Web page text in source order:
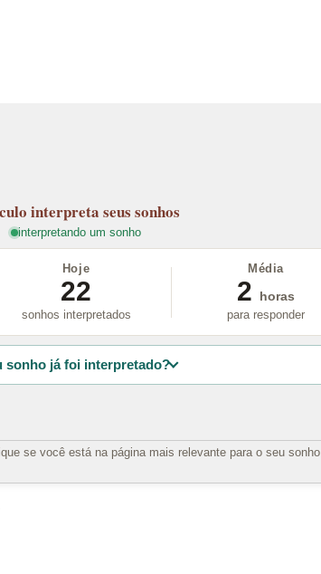
interpreta seus sonhos
interpretando um sonho
Hoje
22
sonhos interpretados
Média
2
horas
para responder
sonho já foi interpretado?
se você está na página mais relevante para o seu sonho.